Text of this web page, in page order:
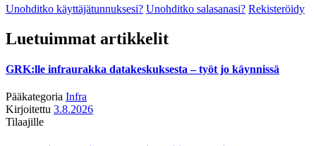
Unohditko käyttäjätunnuksesi? Unohditko salasanasi? Rekisteröidy
Luetuimmat artikkelit
GRK:lle infraurakka datakeskuksesta – työt jo käynnissä
Pääkategoria Infra
Kirjoitettu 3.8.2026
Tilaajille